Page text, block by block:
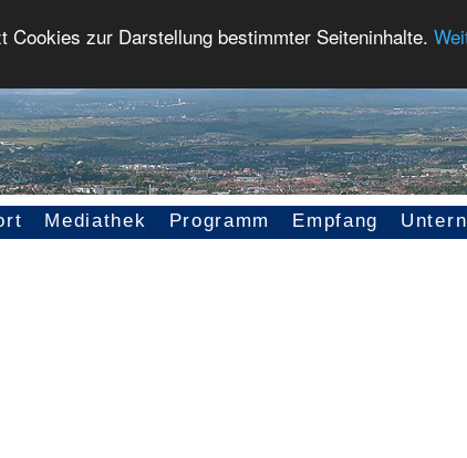
Cookies zur Darstellung bestimmter Seiteninhalte.
Mediathek Programm Empfang